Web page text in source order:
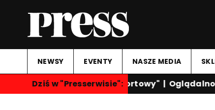
NEWSY EVENTY NASZE MEDIA
Dziś w "Presserwisie":
"Przegląd Sportowy"|Oglądalność